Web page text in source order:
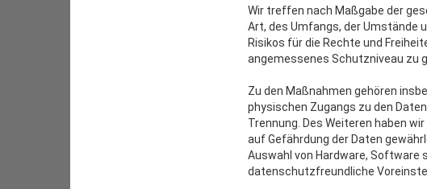
Wir treffen nach Maßgabe der
Art, des Umfangs, der Umstände
Risikos für die Rechte und
angemessenes Schutzniveau zu
Zu den Maßnahmen gehören
physischen Zugangs zu den
Trennung. Des Weiteren haben
auf Gefährdung der Daten
Auswahl von Hardware,
datenschutzfreundliche